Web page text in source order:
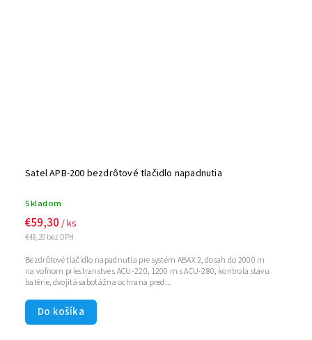
Satel APB-200 bezdrôtové tlačidlo napadnutia
Skladom
€48,20 bez DPH
€59,30 / ks
Do košíka
Bezdrôtové tlačidlo napadnutia pre systém ABAX 2, dosah do 2000 m
na voľnom priestranstve s ACU-220, 1200 m s ACU-280, kontrola stavu
batérie, dvojitá sabotážna ochrana pred...